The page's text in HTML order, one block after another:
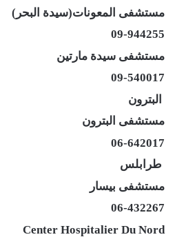
مستشفى المعونات(سيدة البحر)
09-944255
مستشفى سيدة مارتين
09-540017
البترون
مستشفى البترون
06-642017
طرابلس
مستشفى بيسار
06-432267
Center Hospitalier Du Nord